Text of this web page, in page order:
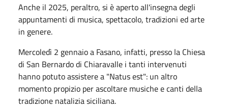
Anche il 2025, peraltro, si è aperto all'insegna degli
appuntamenti di musica, spettacolo, tradizioni ed arte
in genere.
Mercoledì 2 gennaio a Fasano, infatti, presso la Chiesa
di San Bernardo di Chiaravalle i tanti intervenuti
hanno potuto assistere a "Natus est": un altro
momento propizio per ascoltare musiche e canti della
tradizione natalizia siciliana.